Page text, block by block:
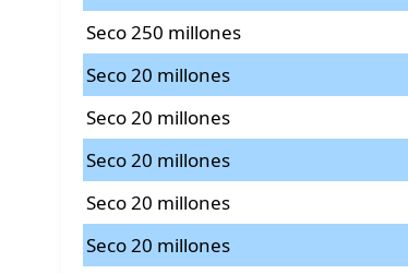
Seco 250 millones
Seco 20 millones
Seco 20 millones
Seco 20 millones
Seco 20 millones
Seco 20 millones